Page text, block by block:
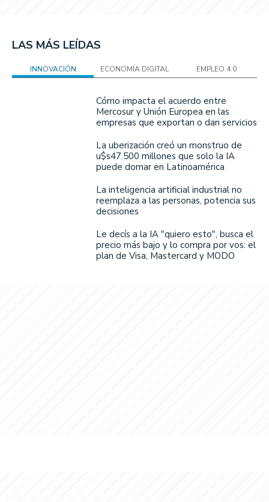
LAS MÁS LEÍDAS
INNOVACIÓN ECONOMÍA DIGITAL EMPLEO 4.0
Cómo impacta el acuerdo entre
Mercosur y Unión Europea en las
empresas que exportan o dan servicios
La uberización creó un monstruo de
u$s47.500 millones que solo la IA
puede domar en Latinoamérica
La inteligencia artificial industrial no
reemplaza a las personas, potencia sus
decisiones
Le decís a la IA "quiero esto", busca el
precio más bajo y lo compra por vos: el
plan de Visa, Mastercard y MODO